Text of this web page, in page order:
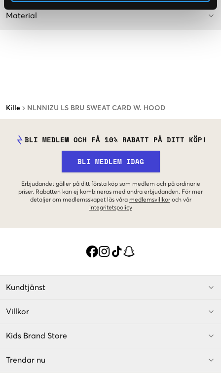
Kille NLNNIZU LS BRU SWEAT CARD W. HOOD
Material
BLI MEDLEM OCH FÅ 10% RABATT PÅ DITT KÖP!
BLI MEDLEM IDAG
Erbjudandet gäller på ditt första köp som medlem och på ordinarie
priser. Rabatten kan ej kombineras med andra erbjudanden. För mer
detaljer om medlemsskapet läs våra medlemsvillkor och vår
integritetspolicy
Kundtjänst
Villkor
Kids Brand Store
Trendar nu